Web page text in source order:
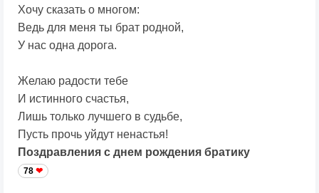
Хочу сказать о многом:
Ведь для меня ты брат родной,
У нас одна дорога.
Желаю радости тебе
И истинного счастья,
Лишь только лучшего в судьбе,
Пусть прочь уйдут ненастья!
Поздравления с днем рождения братику
78